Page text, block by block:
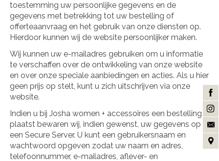
toestemming uw persoonlijke gegevens en de
gegevens met betrekking tot uw bestelling of
offerteaanvraag en het gebruik van onze diensten op.
Hierdoor kunnen wij de website persoonlijker maken.
Wij kunnen uw e-mailadres gebruiken om u informatie
te verschaffen over de ontwikkeling van onze website
en over onze speciale aanbiedingen en acties. Als u hier
geen prijs op stelt, kunt u zich uitschrijven via onze
website.
Indien u bij Josha women + accessoires een bestelling
plaatst bewaren wij, indien gewenst, uw gegevens op
een Secure Server. U kunt een gebruikersnaam en
wachtwoord opgeven zodat uw naam en adres,
telefoonnummer, e-mailadres, aflever- en